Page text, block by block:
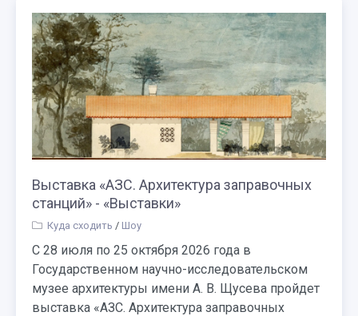
Выставка «АЗС. Архитектура заправочных
станций» - «Выставки»
Куда сходить / Шоу
С 28 июля по 25 октября 2026 года в
Государственном научно-исследовательском
музее архитектуры имени А. В. Щусева пройдет
выставка «АЗС. Архитектура заправочных